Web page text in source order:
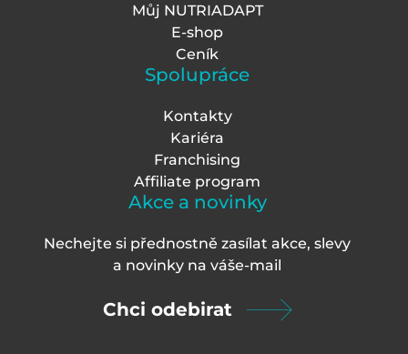
Můj NUTRIADAPT
E-shop
Ceník
Spolupráce
Kontakty
Kariéra
Franchising
Affiliate program
Akce a novinky
Nechejte si přednostně zasílat akce, slevy
a novinky na váše-mail
Chci odebirat